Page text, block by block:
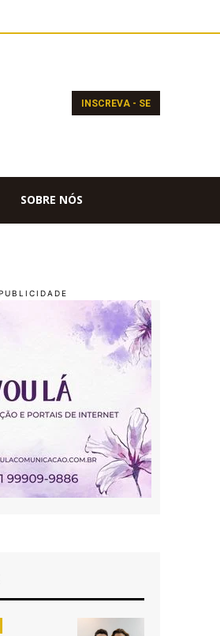
INSCREVA - SE
SOBRE NÓS